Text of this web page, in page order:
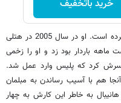
خرید باتخفیف
معتصم قذافی در فرانسه هم جنجال آفرینی کرده است. او در سال 2005 در هتلی
باردار بود زد و او را زخمی
کرد که پلیس وارد عمل شد.
هم با آسیب رساندن به مبلمان
به خاطر این کارش به چهار